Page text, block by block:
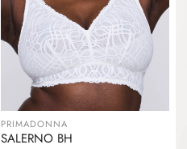
PRIMADONNA
SALERNO BH